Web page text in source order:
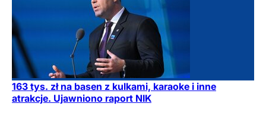
163 tys. zł na basen z kulkami, karaoke i inne
atrakcje. Ujawniono raport NIK